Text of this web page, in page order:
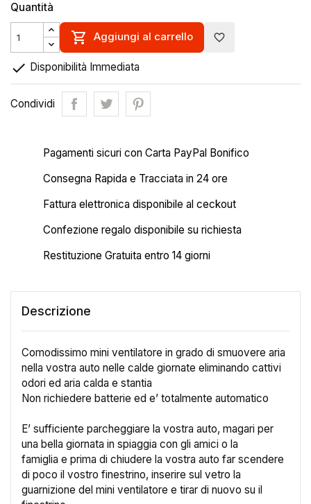
Quantità
 Aggiungi al carrello favorite_border
 Disponibilità Immediata
Condividi
Pagamenti sicuri con Carta PayPal Bonifico
Consegna Rapida e Tracciata in 24 ore
Fattura elettronica disponibile al ceckout
Confezione regalo disponibile su richiesta
Restituzione Gratuita entro 14 giorni
Descrizione
Comodissimo mini ventilatore in grado di smuovere aria
nella vostra auto nelle calde giornate eliminando cattivi
odori ed aria calda e stantia
Non richiedere batterie ed e’ totalmente automatico
E’ sufficiente parcheggiare la vostra auto, magari per
una bella giornata in spiaggia con gli amici o la
famiglia e prima di chiudere la vostra auto far scendere
di poco il vostro finestrino, inserire sul vetro la
guarnizione del mini ventilatore e tirar di nuovo su il